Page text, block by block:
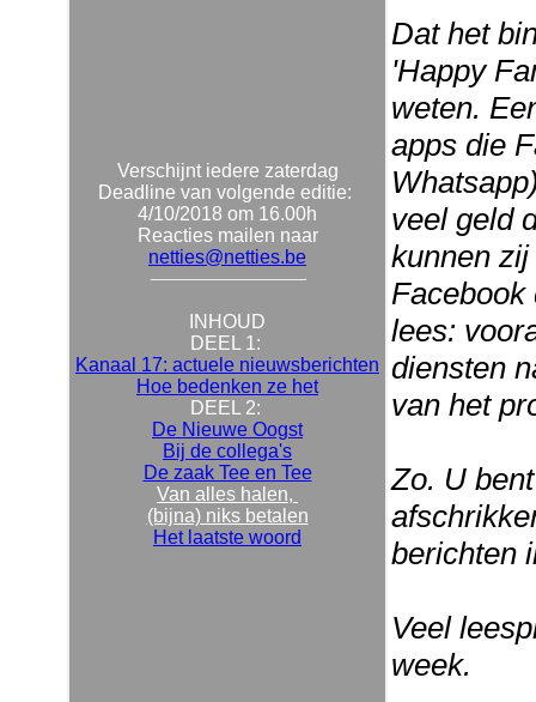
Verschijnt iedere zaterdag
Deadline van volgende editie:
4/10/2018 om 16.00h
Reacties mailen naar
netties@netties.be
INHOUD
DEEL 1:
Kanaal 17: actuele nieuwsberichten
Hoe bedenken ze het
DEEL 2:
De Nieuwe Oogst
Bij de collega's
De zaak Tee en Tee
Van alles halen,
(bijna) niks betalen
Het laatste woord
Dat het
'Happy
weten.
apps die
veel geld
kunnen
Facebook
lees:
diensten
van het
Zo. U
berichten
Veel
week.